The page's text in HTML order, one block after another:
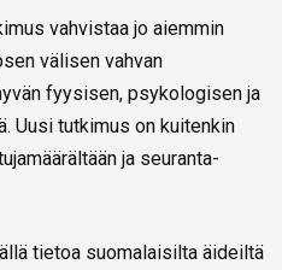
vahvistaa jo aiemmin
välisen vahvan
fyysisen, psykologisen ja
Uusi tutkimus on kuitenkin
ja seuranta-
tietoa suomalaisilta äideiltä